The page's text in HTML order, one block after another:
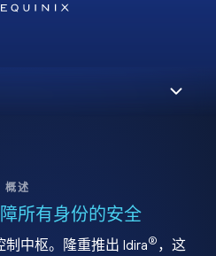
概述
所有身份的安全
中枢。隆重推出 Idira® ，这